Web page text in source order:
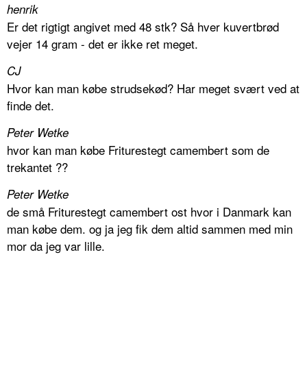
henrik
Er det rigtigt angivet med 48 stk? Så hver kuvertbrød
vejer 14 gram - det er ikke ret meget.
CJ
Hvor kan man købe strudsekød? Har meget svært ved at
finde det.
Peter Wetke
hvor kan man købe Friturestegt camembert som de
trekantet ??
Peter Wetke
de små Friturestegt camembert ost hvor i Danmark kan
man købe dem. og ja jeg fik dem altid sammen med min
mor da jeg var lille.